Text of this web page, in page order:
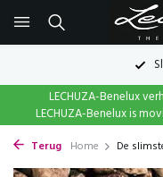
LECHUZA-Benelux
LECHUZA-Benelux is
Terug Home De